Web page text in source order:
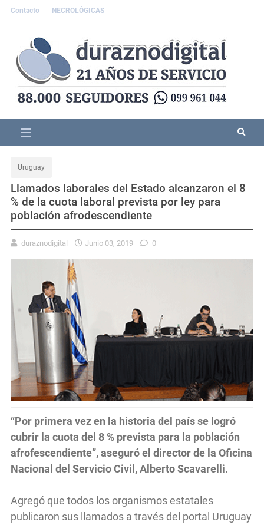
Contacto NECROLÓGICAS
Uruguay
Llamados laborales del Estado alcanzaron el 8
% de la cuota laboral prevista por ley para
población afrodescendiente
duraznodigital Junio 03, 2019 0
“Por primera vez en la historia del país se logró
cubrir la cuota del 8 % prevista para la población
afrofescendiente”, aseguró el director de la Oficina
Nacional del Servicio Civil, Alberto Scavarelli.
Agregó que todos los organismos estatales
publicaron sus llamados a través del portal Uruguay